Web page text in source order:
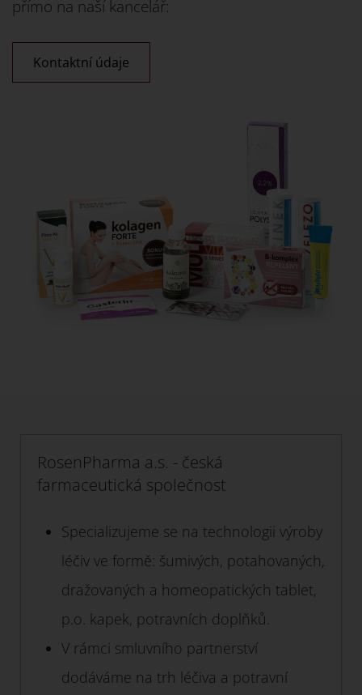
přímo na naší kancelář:
Kontaktní údaje
RosenPharma a.s. - česká
farmaceutická společnost
Specializujeme se na technologii výroby
léčiv ve formě: šumivých, potahovaných,
dražovaných a homeopatických tablet,
p.o. kapek, potravních doplňků.
V rámci smluvního partnerství
dodáváme na trh léčiva a potravní